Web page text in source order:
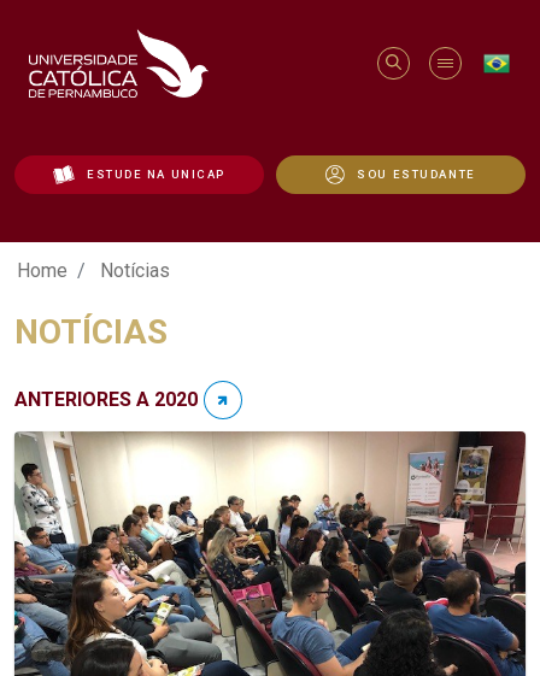
ESTUDE NA UNICAP SOU ESTUDANTE
Notícias - Unicap
Home Notícias
NOTÍCIAS
ANTERIORES A 2020